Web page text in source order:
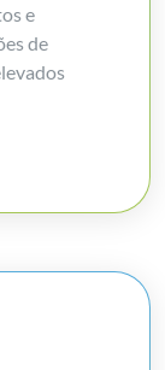
e
de